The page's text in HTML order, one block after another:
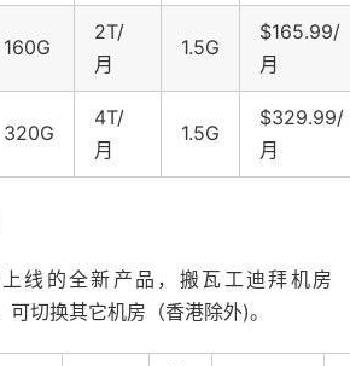
160G
2T/
月
1.5G
$165.99/
月
320G
4T/
月
1.5G
$329.99/
月
线的全新产品，搬瓦工迪拜机房
切换其它机房（香港除外)。